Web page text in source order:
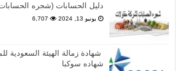
دليل الحسابات (شجره
يونيو 13, 2024 6,707
شهادة زمالة الهيئة السعودية
شهاده سوكبا